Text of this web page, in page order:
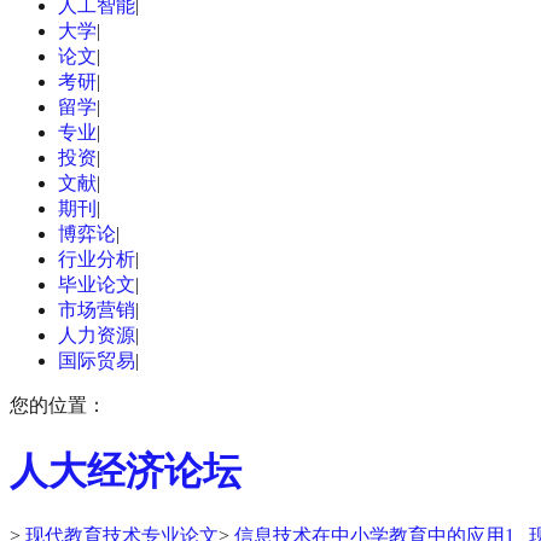
人工智能|
大学|
论文|
考研|
留学|
专业|
投资|
文献|
期刊 |
博弈论|
行业分析|
毕业论文|
市场营销|
人力资源|
国际贸易|
您的位置：
人大经济论坛
> 现代教育技术专业论文> 信息技术在中小学教育中的应用1 _